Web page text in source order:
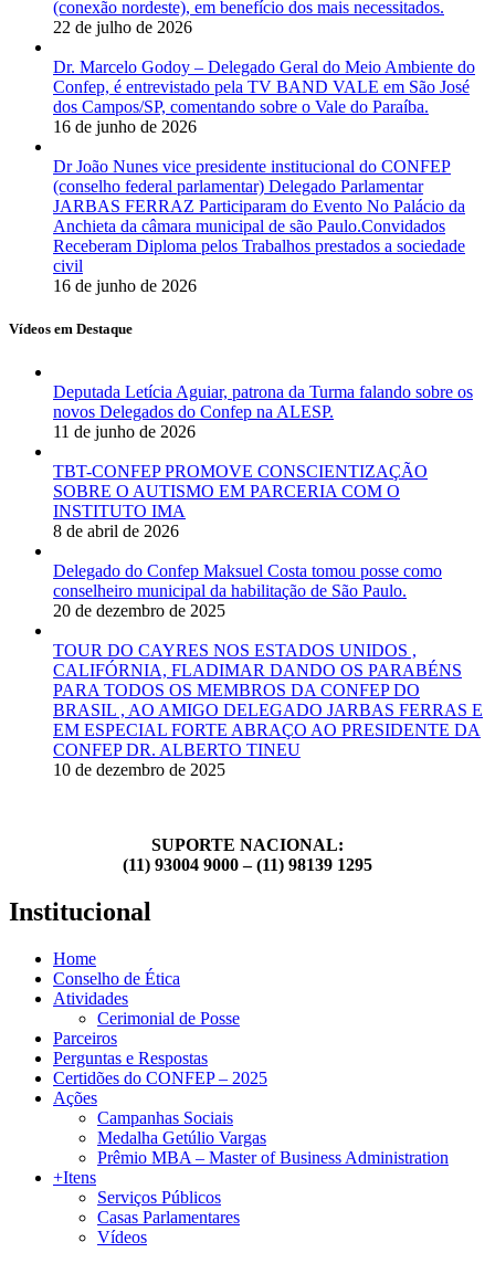
(conexão nordeste), em benefício dos mais necessitados.
22 de julho de 2026
Dr. Marcelo Godoy – Delegado Geral do Meio Ambiente do
Confep, é entrevistado pela TV BAND VALE em São José
dos Campos/SP, comentando sobre o Vale do Paraíba.
16 de junho de 2026
Dr João Nunes vice presidente institucional do CONFEP
(conselho federal parlamentar) Delegado Parlamentar
JARBAS FERRAZ Participaram do Evento No Palácio da
Anchieta da câmara municipal de são Paulo.Convidados
Receberam Diploma pelos Trabalhos prestados a sociedade
civil
16 de junho de 2026
Vídeos em Destaque
Deputada Letícia Aguiar, patrona da Turma falando sobre os
novos Delegados do Confep na ALESP.
11 de junho de 2026
TBT-CONFEP PROMOVE CONSCIENTIZAÇÃO
SOBRE O AUTISMO EM PARCERIA COM O
INSTITUTO IMA
8 de abril de 2026
Delegado do Confep Maksuel Costa tomou posse como
conselheiro municipal da habilitação de São Paulo.
20 de dezembro de 2025
TOUR DO CAYRES NOS ESTADOS UNIDOS ,
CALIFÓRNIA, FLADIMAR DANDO OS PARABÉNS
PARA TODOS OS MEMBROS DA CONFEP DO
BRASIL , AO AMIGO DELEGADO JARBAS FERRAS E
EM ESPECIAL FORTE ABRAÇO AO PRESIDENTE DA
CONFEP DR. ALBERTO TINEU
10 de dezembro de 2025
SUPORTE NACIONAL:
(11) 93004 9000 – (11) 98139 1295
Institucional
Home
Conselho de Ética
Atividades
Cerimonial de Posse
Parceiros
Perguntas e Respostas
Certidões do CONFEP – 2025
Ações
Campanhas Sociais
Medalha Getúlio Vargas
Prêmio MBA – Master of Business Administration
+Itens
Serviços Públicos
Casas Parlamentares
Vídeos